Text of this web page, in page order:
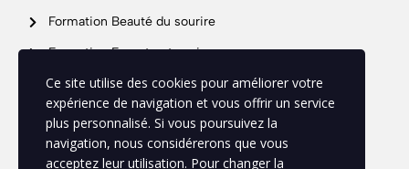
Formation Beauté du sourire
Formation Expert entreprise
Support
Mon profil
Ce site utilise des cookies pour améliorer votre
expérience de navigation et vous offrir un service
plus personnalisé. Si vous poursuivez la
navigation, nous considérerons que vous
acceptez leur utilisation. Pour changer la